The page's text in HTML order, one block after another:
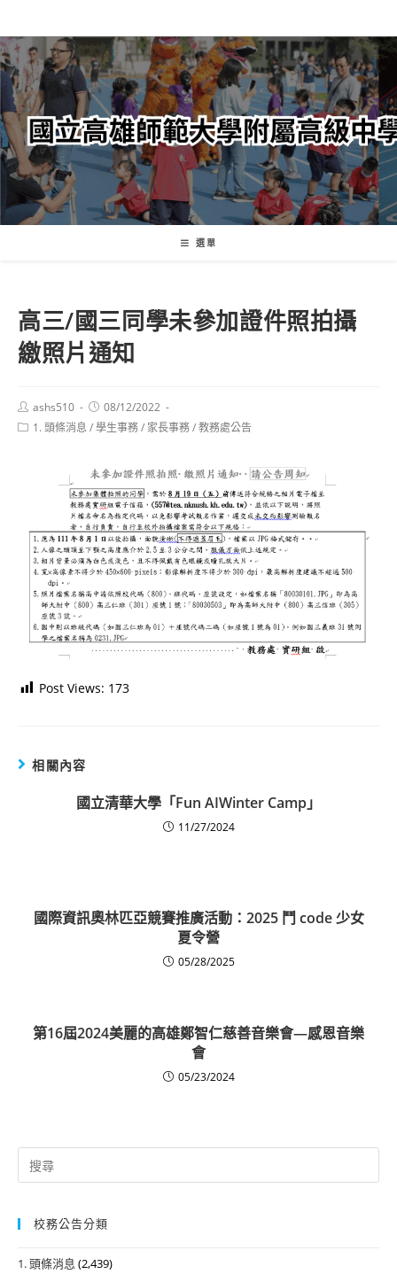
轉
至
主
內
容
選單
高三/國三同學未參加證件照拍攝
繳照片通知
Post
author:
ashs510
Post
published:
08/12/2022
Post1. 頭條消息 /學生事務/ 家長事務/教務處公告
Post Views: 173
相關內容
國立清華大學「Fun AIWinter Camp」
11/27/2024
國際資訊奧林匹亞競賽推廣活動：2025 鬥 code 少女
夏令營
05/28/2025
第16屆2024美麗的高雄鄭智仁慈善音樂會—感恩音樂
會
05/23/2024
Search
for:
校務公告分類
1. 頭條消息 (2,439)